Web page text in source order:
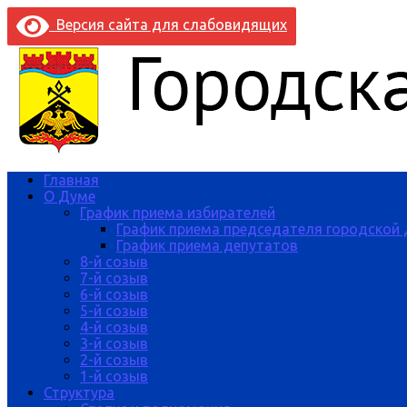
Версия сайта для слабовидящих
Главная
О Думе
График приема избирателей
График приема председателя
График приема депутатов
8-й созыв
7-й созыв
6-й созыв
5-й созыв
4-й созыв
3-й созыв
2-й созыв
1-й созыв
Структура